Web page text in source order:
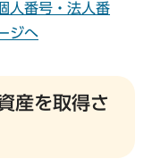
人番号・法人番
ジへ
産を取得さ